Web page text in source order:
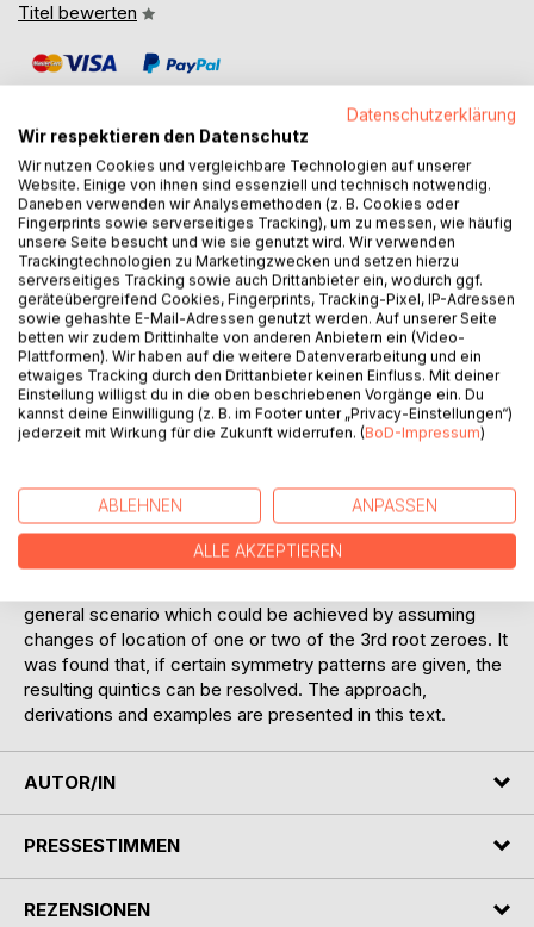
Titel bewerten
BESCHREIBUNG
In this e-book, a class of solvable quintics (polynomials of
degree 5) is presented which, by specific modifications,
are derived from quintics with 3rd roots. The latter ones
represent one of the solvable classes of polynomials of
degree 5 which are presented in the book "Quintics with
Symmetries" (available as paperback version). In that
book, resolvents for quintics are described which have a
symmetric location of zeroes on a circle in the field of
The idea is that there actually are various solvable quintics
which do not have zeroes in such a circular symmetry.
Quintics with 3rd roots were chosen as a starting point for
general scenario which could be achieved by assuming
changes of location of one or two of the 3rd root zeroes. It
was found that, if certain symmetry patterns are given, the
resulting quintics can be resolved. The approach,
derivations and examples are presented in this text.
AUTOR/IN
PRESSESTIMMEN
REZENSIONEN
Datenschutzerklärung
Wir respektieren den Datenschutz
Wir nutzen Cookies und vergleichbare Technologien auf unserer
Website. Einige von ihnen sind essenziell und technisch notwendig.
Daneben verwenden wir Analysemethoden (z. B. Cookies oder
Fingerprints sowie serverseitiges Tracking), um zu messen, wie häufig
unsere Seite besucht und wie sie genutzt wird. Wir verwenden
Trackingtechnologien zu Marketingzwecken und setzen hierzu
serverseitiges Tracking sowie auch Drittanbieter ein, wodurch ggf.
geräteübergreifend Cookies, Fingerprints, Tracking-Pixel, IP-Adressen
sowie gehashte E-Mail-Adressen genutzt werden. Auf unserer Seite
betten wir zudem Drittinhalte von anderen Anbietern ein (Video-
Plattformen). Wir haben auf die weitere Datenverarbeitung und ein
etwaiges Tracking durch den Drittanbieter keinen Einfluss. Mit deiner
Einstellung willigst du in die oben beschriebenen Vorgänge ein. Du
kannst deine Einwilligung (z. B. im Footer unter „Privacy-Einstellungen“)
jederzeit mit Wirkung für die Zukunft widerrufen. (BoD-Impressum)
ABLEHNEN ANPASSEN
ALLE AKZEPTIEREN